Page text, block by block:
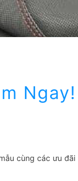
Ngay!
cùng các ưu đãi